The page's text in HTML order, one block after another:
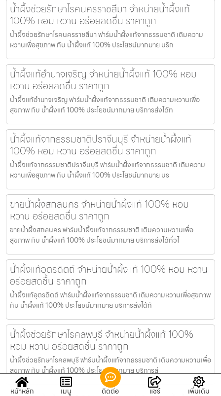
น้ำผึ้งช่วยรักษาโรคนครราชสีมา จำหน่ายน้ำผึ้งแท้
100% หอม หวาน อร่อยสดชื่น ราคาถูก
น้ำผึ้งช่วยรักษาโรคนครราชสีมา ฟาร์มน้ำผึ้งแท้จากธรรมชาติ เติมความ
หวานเพื่อสุขภาพ กับ น้ำผึ้งแท้ 100% ประโยชน์มากมาย บริก
น้ำผึ้งแท้อำนาจเจริญ จำหน่ายน้ำผึ้งแท้ 100% หอม
หวาน อร่อยสดชื่น ราคาถูก
น้ำผึ้งแท้อำนาจเจริญ ฟาร์มน้ำผึ้งแท้จากธรรมชาติ เติมความหวานเพื่อ
สุขภาพ กับ น้ำผึ้งแท้ 100% ประโยชน์มากมาย บริการส่งได้ท
น้ำผึ้งแท้จากธรรมชาติปราจีนบุรี จำหน่ายน้ำผึ้งแท้
100% หอม หวาน อร่อยสดชื่น ราคาถูก
น้ำผึ้งแท้จากธรรมชาติปราจีนบุรี ฟาร์มน้ำผึ้งแท้จากธรรมชาติ เติมความ
หวานเพื่อสุขภาพ กับ น้ำผึ้งแท้ 100% ประโยชน์มากมาย บร
ขายน้ำผึ้งสกลนคร จำหน่ายน้ำผึ้งแท้ 100% หอม
หวาน อร่อยสดชื่น ราคาถูก
ขายน้ำผึ้งสกลนคร ฟาร์มน้ำผึ้งแท้จากธรรมชาติ เติมความหวานเพื่อ
สุขภาพ กับ น้ำผึ้งแท้ 100% ประโยชน์มากมาย บริการส่งได้ทั่วไ
น้ำผึ้งแท้อุตรดิตถ์ จำหน่ายน้ำผึ้งแท้ 100% หอม หวาน
อร่อยสดชื่น ราคาถูก
น้ำผึ้งแท้อุตรดิตถ์ ฟาร์มน้ำผึ้งแท้จากธรรมชาติ เติมความหวานเพื่อสุขภาพ
กับ น้ำผึ้งแท้ 100% ประโยชน์มากมาย บริการส่งได้ทั
น้ำผึ้งช่วยรักษาโรคลพบุรี จำหน่ายน้ำผึ้งแท้ 100%
หอม หวาน อร่อยสดชื่น ราคาถูก
น้ำผึ้งช่วยรักษาโรคลพบุรี ฟาร์มน้ำผึ้งแท้จากธรรมชาติ เติมความหวานเพื่อ
สุขภาพ กับ น้ำผึ้งแท้ 100% ประโยชน์มากมาย บริการส่
หน้าหลัก เมนู ติดต่อ แชร์ เพิ่มเติม